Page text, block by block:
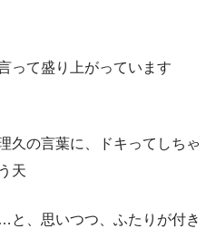
って盛り上がっています
久の言葉に、ドキってしちゃ
天
と、思いつつ、ふたりが付き